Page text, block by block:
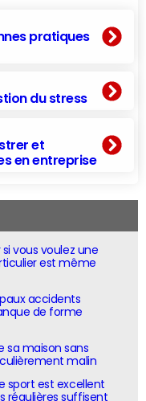
pratiques
du stress
et
en entreprise
vous voulez une
est même
accidents
de forme
sa maison sans
malin
sport est excellent
régulières suffisent